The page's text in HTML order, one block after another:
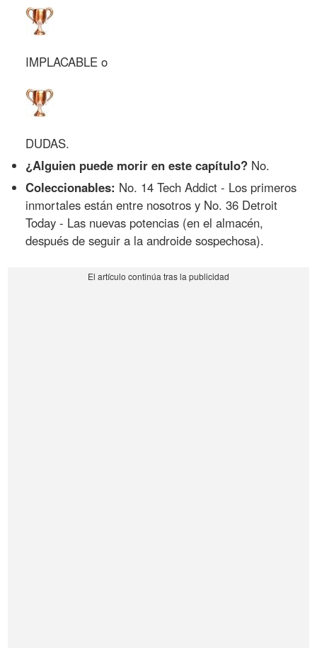
IMPLACABLE o
DUDAS.
¿Alguien puede morir en este capítulo? No.
Coleccionables: No. 14 Tech Addict - Los primeros
inmortales están entre nosotros y No. 36 Detroit
Today - Las nuevas potencias (en el almacén,
después de seguir a la androide sospechosa).